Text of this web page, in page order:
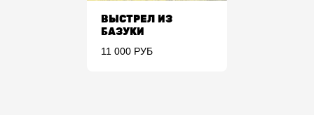
ВЫСТРЕЛ ИЗ
БАЗУКИ
11 000 РУБ